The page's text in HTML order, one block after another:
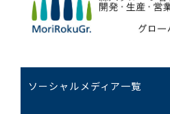
ソーシャルメディア一覧